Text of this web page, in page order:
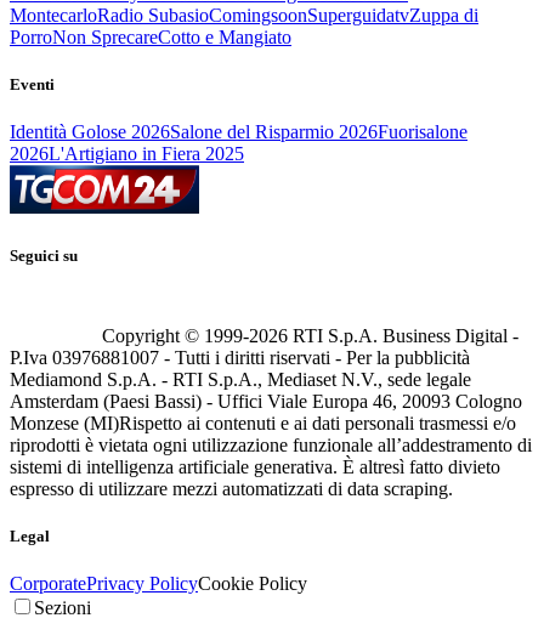
MontecarloRadio SubasioComingsoonSuperguidatvZuppa di
PorroNon SprecareCotto e Mangiato
Eventi
Identità Golose 2026Salone del Risparmio 2026Fuorisalone
2026L'Artigiano in Fiera 2025
Seguici su
Copyright © 1999-2026 RTI S.p.A. Business Digital -
P.Iva 03976881007 - Tutti i diritti riservati - Per la pubblicità
Mediamond S.p.A. - RTI S.p.A., Mediaset N.V., sede legale
Amsterdam (Paesi Bassi) - Uffici Viale Europa 46, 20093 Cologno
Monzese (MI)Rispetto ai contenuti e ai dati personali trasmessi e/o
riprodotti è vietata ogni utilizzazione funzionale all’addestramento di
sistemi di intelligenza artificiale generativa. È altresì fatto divieto
espresso di utilizzare mezzi automatizzati di data scraping.
Legal
CorporatePrivacy PolicyCookie Policy
Sezioni